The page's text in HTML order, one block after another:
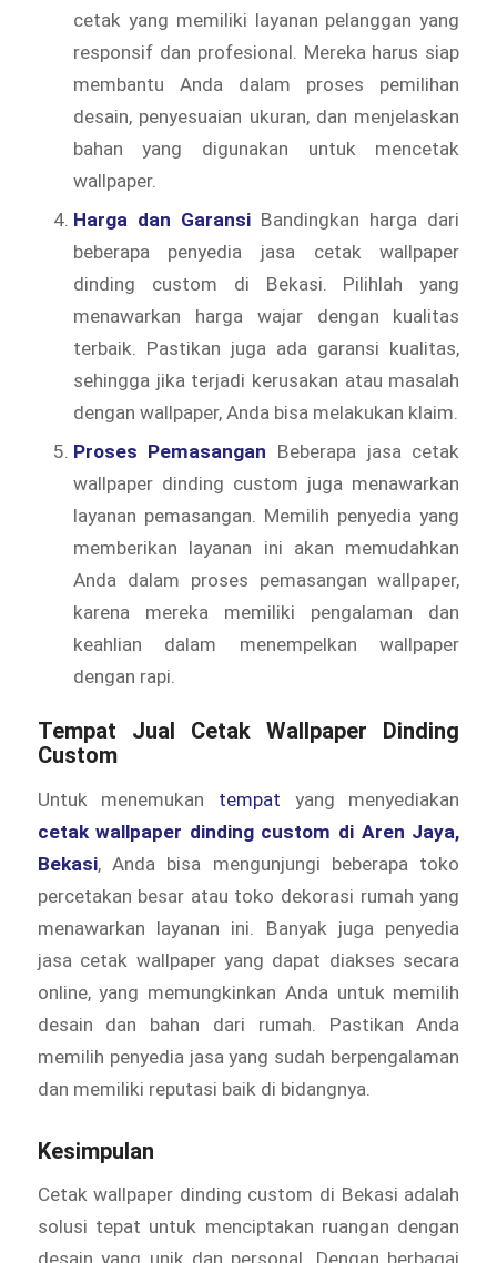
cetak yang memiliki layanan pelanggan yang
responsif dan profesional. Mereka harus siap
membantu Anda dalam proses pemilihan
desain, penyesuaian ukuran, dan menjelaskan
bahan yang digunakan untuk mencetak
wallpaper.
Harga dan Garansi Bandingkan harga dari
beberapa penyedia jasa cetak wallpaper
dinding custom di Bekasi. Pilihlah yang
menawarkan harga wajar dengan kualitas
terbaik. Pastikan juga ada garansi kualitas,
sehingga jika terjadi kerusakan atau masalah
dengan wallpaper, Anda bisa melakukan klaim.
Proses Pemasangan Beberapa jasa cetak
wallpaper dinding custom juga menawarkan
layanan pemasangan. Memilih penyedia yang
memberikan layanan ini akan memudahkan
Anda dalam proses pemasangan wallpaper,
karena mereka memiliki pengalaman dan
keahlian dalam menempelkan wallpaper
dengan rapi.
Tempat Jual Cetak Wallpaper Dinding
Custom
Untuk menemukan tempat yang menyediakan
cetak wallpaper dinding custom di Aren Jaya,
Bekasi, Anda bisa mengunjungi beberapa toko
percetakan besar atau toko dekorasi rumah yang
menawarkan layanan ini. Banyak juga penyedia
jasa cetak wallpaper yang dapat diakses secara
online, yang memungkinkan Anda untuk memilih
desain dan bahan dari rumah. Pastikan Anda
memilih penyedia jasa yang sudah berpengalaman
dan memiliki reputasi baik di bidangnya.
Kesimpulan
Cetak wallpaper dinding custom di Bekasi adalah
solusi tepat untuk menciptakan ruangan dengan